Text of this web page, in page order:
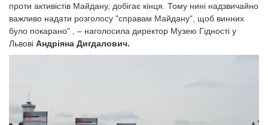
проти активістів Майдану, добігає кінця. Тому нині надзвичайно
важливо надати розголосу "справам Майдану", щоб винних
було покарано" , – наголосила директор Музею Гідності у
Львові Андріяна Дигдалович.